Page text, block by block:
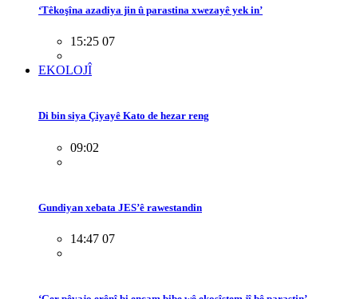
‘Têkoşîna azadiya jin û parastina xwezayê yek in’
15:25 07
EKOLOJÎ
Di bin siya Çiyayê Kato de hezar reng
09:02
Gundiyan xebata JES’ê rawestandin
14:47 07